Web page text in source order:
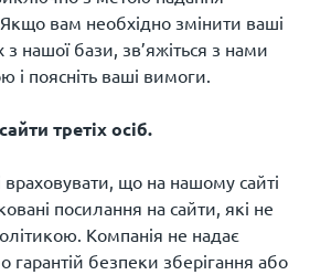
Якщо вам необхідно змінити ваші
з нашої бази, зв’яжіться з нами
поясніть ваші вимоги.
третіх осіб.
враховувати, що на нашому сайті
посилання на сайти, які не
Компанія не надає
гарантій безпеки зберігання або